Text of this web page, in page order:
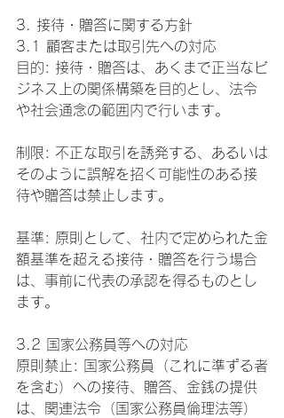
3. 接待・贈答に関する方針
3.1 顧客または取引先への対応
目的: 接待・贈答は、あくまで正当なビ
ジネス上の関係構築を目的とし、法令
や社会通念の範囲内で行います。
制限: 不正な取引を誘発する、あるいは
そのように誤解を招く可能性のある接
待や贈答は禁止します。
基準: 原則として、社内で定められた金
額基準を超える接待・贈答を行う場合
は、事前に代表の承認を得るものとし
ます。
3.2 国家公務員等への対応
原則禁止: 国家公務員（これに準ずる者
を含む）への接待、贈答、金銭の提供
は、関連法令（国家公務員倫理法等）